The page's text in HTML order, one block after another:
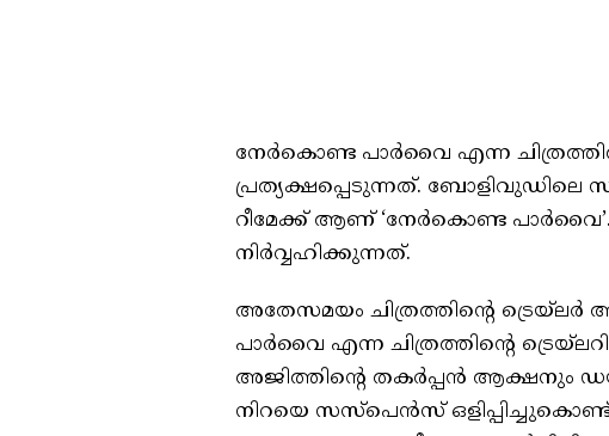
നേര്‍കൊണ്ട പാര്‍വൈ എന്ന
പ്രത്യക്ഷപ്പെടുന്നത്. ബോളിവുഡിലെ
റീമേക്ക് ആണ് ‘നേര്‍കൊണ്ട
നിര്‍വ്വഹിക്കുന്നത്.
അതേസമയം ചിത്രത്തിന്റെ
പാര്‍വൈ എന്ന ചിത്രത്തിന്റെ
അജിത്തിന്റെ തകര്‍പ്പന്‍ ആക്ഷനും
നിറയെ സസ്‌പെന്‍സ് ഒളിപ്പിച്ചുകൊണ്ട്